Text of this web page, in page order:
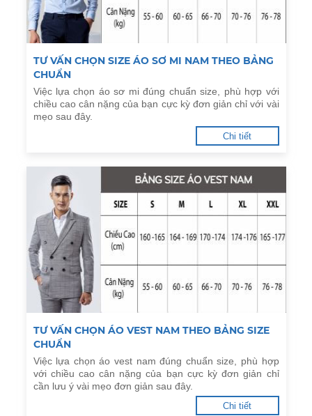
TƯ VẤN CHỌN SIZE ÁO SƠ MI NAM THEO BẢNG
CHUẨN
Việc lựa chọn áo sơ mi đúng chuẩn size, phù hợp với
chiều cao cân nặng của bạn cực kỳ đơn giản chỉ với vài
mẹo sau đây.
Chi tiết
TƯ VẤN CHỌN ÁO VEST NAM THEO BẢNG SIZE
CHUẨN
Việc lựa chọn áo vest nam đúng chuẩn size, phù hợp
với chiều cao cân nặng của bạn cực kỳ đơn giản chỉ
cần lưu ý vài mẹo đơn giản sau đây.
Chi tiết